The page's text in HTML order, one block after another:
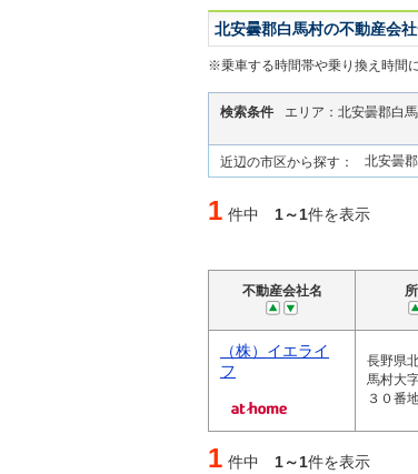
北安曇郡白馬村の不動産会
※乗車する時間帯や乗り換え時間
検索条件 エリア：北安曇郡白
近辺の市区から探す： 北安曇
1 件中 1～1件を表示
不動産会社名
（株）イエライ
フ
長野県
馬村大
３０番
1 件中 1～1件を表示